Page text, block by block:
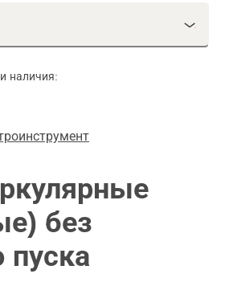
наличия:
без
пуска